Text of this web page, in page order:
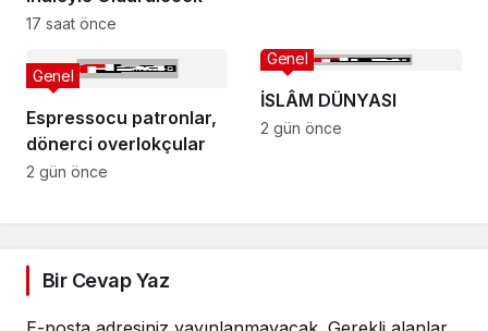
17 saat önce
Espressocu patronlar,
dönerci overlokçular
Genel
2 gün önce
İSLÂM DÜNYASI
Genel
2 gün önce
Bir Cevap Yaz